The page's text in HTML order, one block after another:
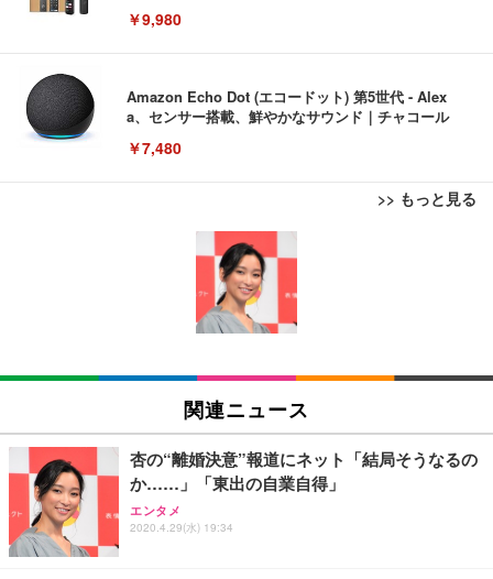
￥9,980
Amazon Echo Dot (エコードット) 第5世代 - Alex
a、センサー搭載、鮮やかなサウンド｜チャコール
￥7,480
>> もっと見る
[EdoErgo] オフィスチェア 椅子 テレワーク 疲れな
い 跳ね上げ式アームレスト コンパクト 約105度ロッ
キング pc 事務椅子 360度回転 座面昇降 強化ナイロ
ン樹脂ベース 通気性メッシュ 在宅ワーク H-WY01
(黒網+黒枠+黒足)
SIHOO B100 オフィスチェア／デスクチェア メッシ
ュチェア 人間工学 疲れない ブラック
￥27,999
ワーク チェア 強化バックレスト 30度ロッキング機
能 人間工学 椅子 腰サポート 90度跳ね上げ式アーム
EIZO ビジネス向けプレミアムモニター | FlexScan
EV3240X-WT | 31.5型4K UHD・USB Type-C・ホワ
EIZO ビジネス向けプレミアムモニター | FlexScan
￥109,572
【純正品】27"ゲーミングモニター DualSense 充電
フック付き（CFI-ZDM1J）
Amazonベーシック ペットシーツ 薄型 レギュラー 1
回使い捨て 無香料 ホワイト 300枚
Amazonベーシック ペットシーツ 厚型 ワイド 42枚
x2袋(84枚) ホワイト(吸収面:ライトブルー)
￥3,234
ネオ・ルーライフ ネオ・オムツ L 中型犬用 26枚入
り 単品
関連ニュース
杏の“離婚決意”報道にネット「結局そうなるの
か……」「東出の自業自得」
エンタメ
2020.4.29(水) 19:34